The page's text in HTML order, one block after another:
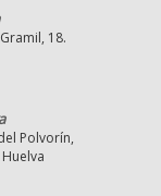
18.
Polvorín,